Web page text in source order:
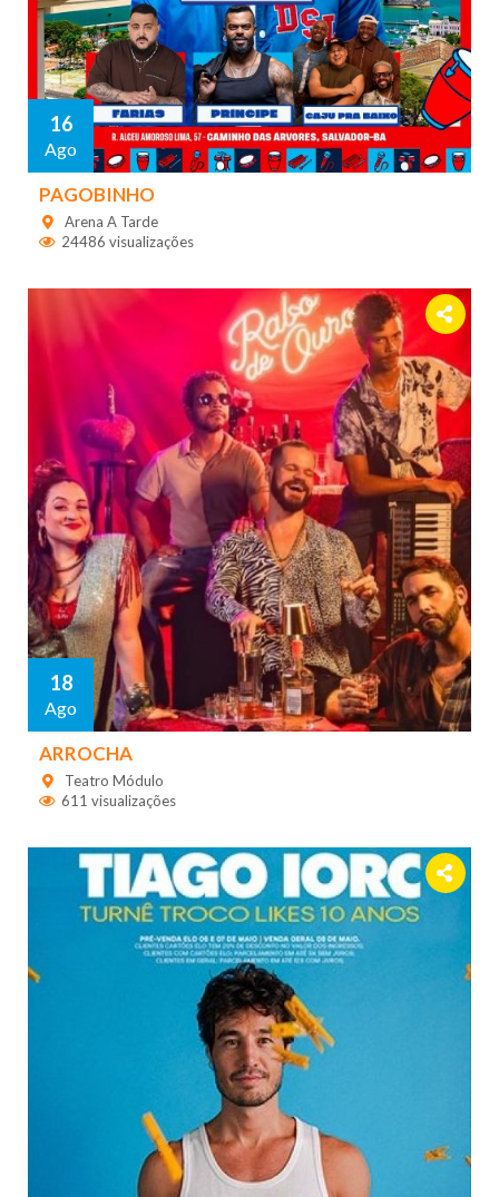
16
Ago
PAGOBINHO
Arena A Tarde
24486 visualizações
18
Ago
ARROCHA
Teatro Módulo
611 visualizações